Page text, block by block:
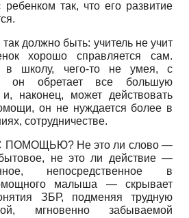
так, что его развитие
должно быть: учитель не учит
хорошо справляется сам.
в школу, чего-то не умея, с
он обретает все большую
и, наконец, может действовать
он не нуждается более в
сотрудничестве.
С ПОМОЩЬЮ? Не это ли слово —
не это ли действие —
непосредственное в
малыша — скрывает
ЗБР, подменяя трудную
мгновенно забываемой